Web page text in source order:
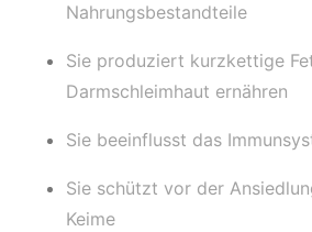
Nahrungsbestandteile
Sie produziert kurzkettige
Darmschleimhaut ernähren
Sie beeinflusst das
Sie schützt vor der
Keime